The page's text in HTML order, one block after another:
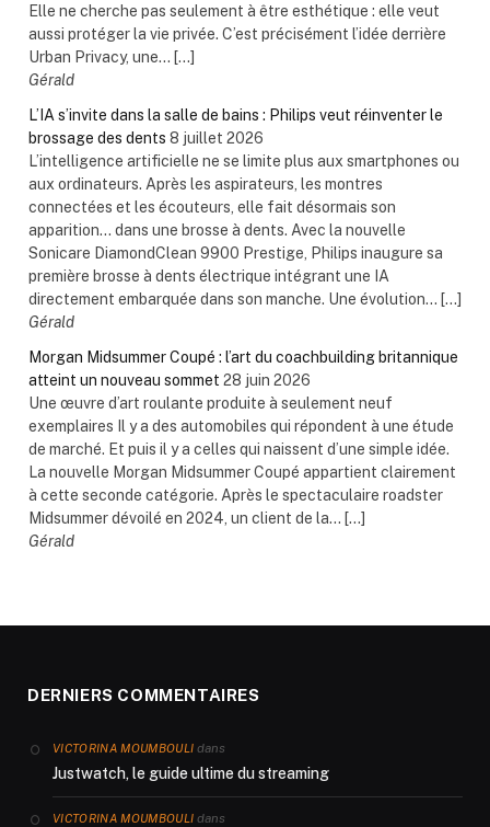
Elle ne cherche pas seulement à être esthétique : elle veut
aussi protéger la vie privée. C’est précisément l’idée derrière
Urban Privacy, une... […]
Gérald
L’IA s’invite dans la salle de bains : Philips veut réinventer le
brossage des dents 8 juillet 2026
L’intelligence artificielle ne se limite plus aux smartphones ou
aux ordinateurs. Après les aspirateurs, les montres
connectées et les écouteurs, elle fait désormais son
apparition… dans une brosse à dents. Avec la nouvelle
Sonicare DiamondClean 9900 Prestige, Philips inaugure sa
première brosse à dents électrique intégrant une IA
directement embarquée dans son manche. Une évolution... […]
Gérald
Morgan Midsummer Coupé : l’art du coachbuilding britannique
atteint un nouveau sommet 28 juin 2026
Une œuvre d’art roulante produite à seulement neuf
exemplaires Il y a des automobiles qui répondent à une étude
de marché. Et puis il y a celles qui naissent d’une simple idée.
La nouvelle Morgan Midsummer Coupé appartient clairement
à cette seconde catégorie. Après le spectaculaire roadster
Midsummer dévoilé en 2024, un client de la... […]
Gérald
DERNIERS COMMENTAIRES
VICTORINA MOUMBOULI dans
Justwatch, le guide ultime du streaming
VICTORINA MOUMBOULI dans